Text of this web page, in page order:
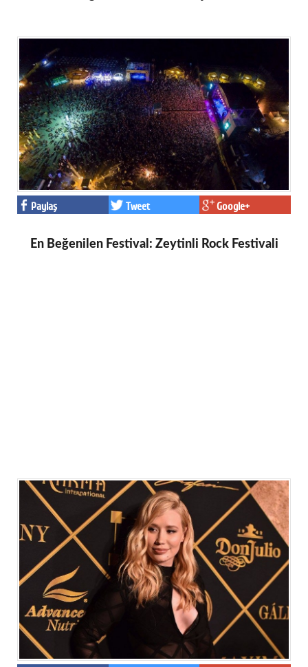
Paylaş Tweet Google+
En Beğenilen Festival: Zeytinli Rock Festivali